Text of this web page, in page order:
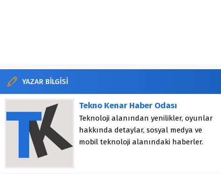
YAZAR BİLGİSİ
Tekno Kenar Haber Odası
Teknoloji alanından yenilikler, oyunlar
hakkında detaylar, sosyal medya ve
mobil teknoloji alanındaki haberler.